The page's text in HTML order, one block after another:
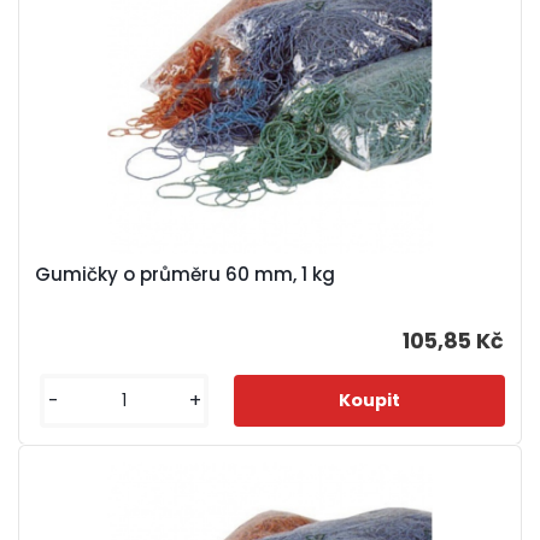
Gumičky o průměru 60 mm, 1 kg
105,85 Kč
- +